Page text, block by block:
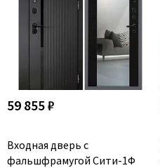
59 855 ₽
Входная дверь с
фальшфрамугой Сити-1Ф